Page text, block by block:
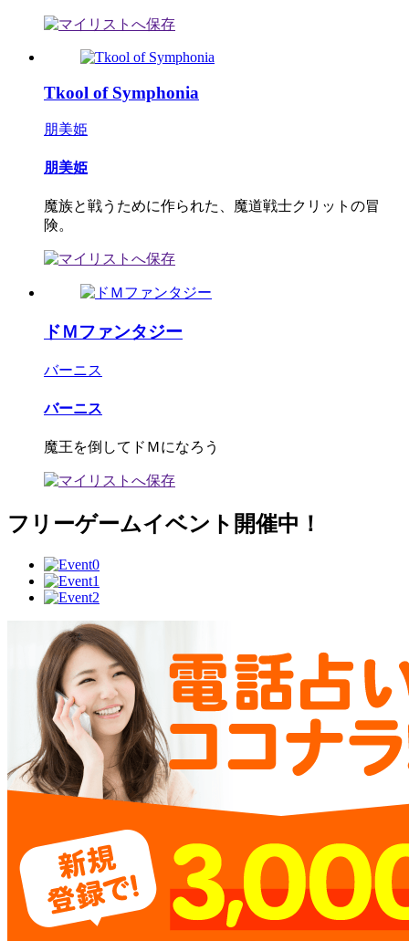
Tkool of Symphonia
朋美姫
朋美姫
魔族と戦うために作られた、魔道戦士クリットの冒
険。
ドＭファンタジー
バーニス
バーニス
魔王を倒してドＭになろう
フリーゲームイベント開催中！